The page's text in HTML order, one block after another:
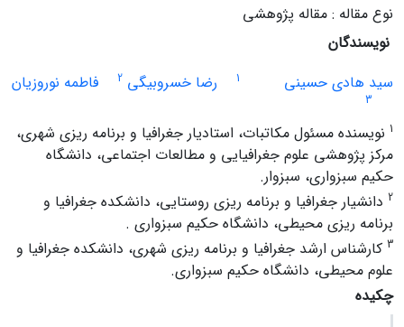
نوع مقاله : مقاله پژوهشی
نویسندگان
سید هادی حسینی
1 رضا خسروبیگی 2 فاطمه نوروزیان
3
1 نویسنده مسئول مکاتبات، استادیار جغرافیا و برنامه ریزی شهری،
مرکز پژوهشی علوم جغرافیایی و مطالعات اجتماعی، دانشگاه
حکیم سبزواری، سبزوار.
2 دانشیار جغرافیا و برنامه ریزی روستایی، دانشکده جغرافیا و
برنامه ریزی محیطی، دانشگاه حکیم سبزواری .
3 کارشناس ارشد جغرافیا و برنامه ریزی شهری، دانشکده جغرافیا و
علوم محیطی، دانشگاه حکیم سبزواری.
چکیده